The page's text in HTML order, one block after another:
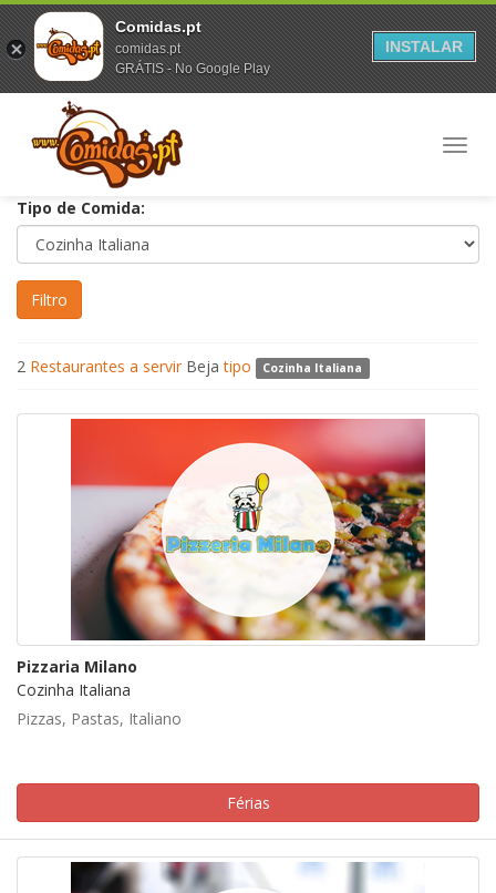
Tipo de Comida:
2 Restaurantes a servir Beja tipo Cozinha Italiana
Pizzaria Milano
Cozinha Italiana
Pizzas, Pastas, Italiano
Férias
Comidas.pt
comidas.pt
GRÁTIS - No Google Play
INSTALAR